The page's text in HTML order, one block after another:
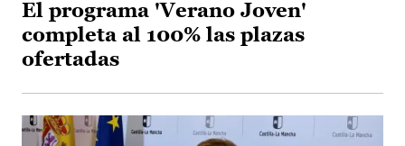
El programa 'Verano Joven'
completa al 100% las plazas
ofertadas